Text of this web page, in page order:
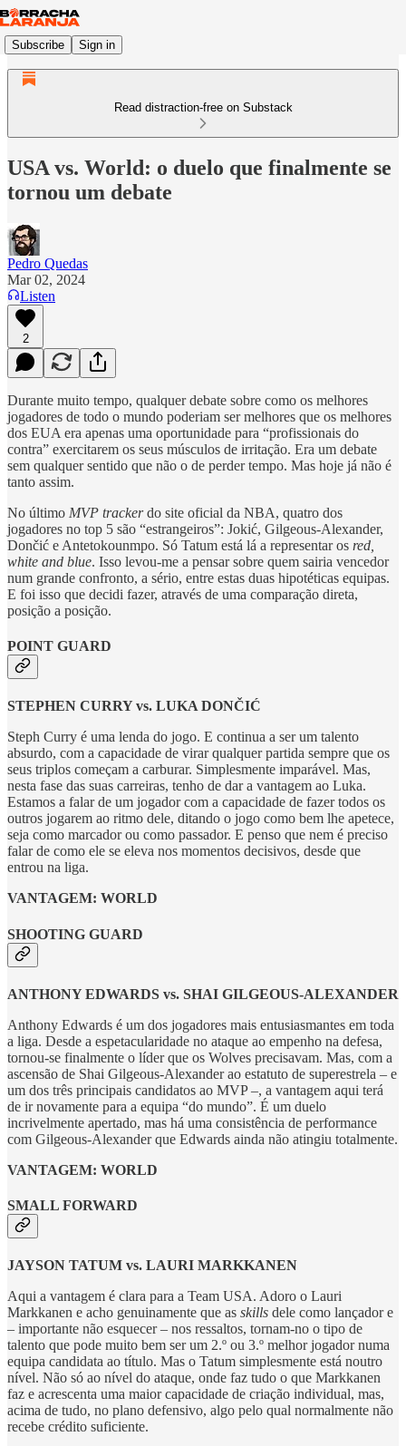
Subscribe Sign in
Read distraction-free on Substack
USA vs. World: o duelo que finalmente se
tornou um debate
Pedro Quedas
Mar 02, 2024
Listen
2
Durante muito tempo, qualquer debate sobre como os melhores
jogadores de todo o mundo poderiam ser melhores que os melhores
dos EUA era apenas uma oportunidade para “profissionais do
contra” exercitarem os seus músculos de irritação. Era um debate
sem qualquer sentido que não o de perder tempo. Mas hoje já não é
tanto assim.
No último MVP trackerdo site oficial da NBA, quatro dos
jogadores no top 5 são “estrangeiros”: Jokić, Gilgeous-Alexander,
Dončić e Antetokounmpo. Só Tatum está lá a representar os red,
white and blue. Isso levou-me a pensar sobre quem sairia vencedor
num grande confronto, a sério, entre estas duas hipotéticas equipas.
E foi isso que decidi fazer, através de uma comparação direta,
posição a posição.
POINT GUARD
STEPHEN CURRY vs. LUKA DONČIĆ
Steph Curry é uma lenda do jogo. E continua a ser um talento
absurdo, com a capacidade de virar qualquer partida sempre que os
seus triplos começam a carburar. Simplesmente imparável. Mas,
nesta fase das suas carreiras, tenho de dar a vantagem ao Luka.
Estamos a falar de um jogador com a capacidade de fazer todos os
outros jogarem ao ritmo dele, ditando o jogo como bem lhe apetece,
seja como marcador ou como passador. E penso que nem é preciso
falar de como ele se eleva nos momentos decisivos, desde que
entrou na liga.
VANTAGEM: WORLD
SHOOTING GUARD
ANTHONY EDWARDS vs. SHAI GILGEOUS-ALEXANDER
Anthony Edwards é um dos jogadores mais entusiasmantes em toda
a liga. Desde a espetacularidade no ataque ao empenho na defesa,
tornou-se finalmente o líder que os Wolves precisavam. Mas, com a
ascensão de Shai Gilgeous-Alexander ao estatuto de superestrela – e
um dos três principais candidatos ao MVP –, a vantagem aqui terá
de ir novamente para a equipa “do mundo”. É um duelo
incrivelmente apertado, mas há uma consistência de performance
com Gilgeous-Alexander que Edwards ainda não atingiu totalmente.
VANTAGEM: WORLD
SMALL FORWARD
JAYSON TATUM vs. LAURI MARKKANEN
Aqui a vantagem é clara para a Team USA. Adoro o Lauri
Markkanen e acho genuinamente que as skills dele como lançador e
– importante não esquecer – nos ressaltos, tornam-no o tipo de
talento que pode muito bem ser um 2.º ou 3.º melhor jogador numa
equipa candidata ao título. Mas o Tatum simplesmente está noutro
nível. Não só ao nível do ataque, onde faz tudo o que Markkanen
faz e acrescenta uma maior capacidade de criação individual, mas,
acima de tudo, no plano defensivo, algo pelo qual normalmente não
recebe crédito suficiente.